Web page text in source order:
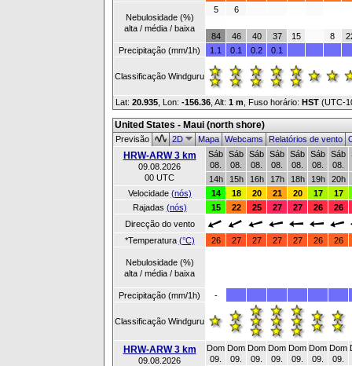
Nebulosidade (%)
alta / média / baixa
5
84
6
46 40 37 15 8
Precipitação (mm/1h)
1.1 0.1 0.2 0.1
Classificação Windguru
Lat: 20.935 , Lon: -156.36 Alt: 1 m , Fuso horário: HST (UTC-
United States - Maui (north shore)
Previsão 2D MapaWebcamsRelatórios de vento
HRW-ARW 3 km
09.08.2026
00 UTC
Sáb
08.
Sáb
08.
Sáb
08.
Sáb
08.
Sáb
08.
Sáb
08.
Sáb
08.
14h 15h 16h 17h 18h 19h 20h
Velocidade (nós) 14 18 20 21 20 17
17
Rajadas (nós) 15 22 25 27 27 26
26
Direcção do vento
*Temperatura (°C) 26 27 27 27 27 26 26
Nebulosidade (%)
alta / média / baixa
Precipitação (mm/1h) -
Classificação Windguru
HRW-ARW 3 km
09.08.2026
Dom
09.
Dom
09.
Dom
09.
Dom
09.
Dom
09.
Dom
09.
Dom
09.